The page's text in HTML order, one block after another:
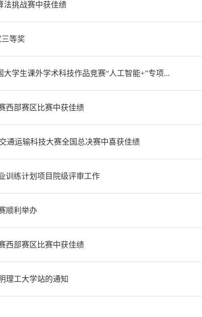
法挑战赛中获佳绩
等奖
学生课外学术科技作品竞赛“人工智能+”专项...
西部赛区比赛中获佳绩
通运输科技大赛全国总决赛中喜获佳绩
训练计划项目院级评审工作
顺利举办
西部赛区比赛中获佳绩
理工大学站的通知